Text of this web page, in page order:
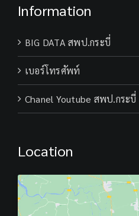
Information
BIG DATA สพป.กระบี่
เบอร์โทรศัพท์
Chanel Youtube สพป.กระบี่
Location